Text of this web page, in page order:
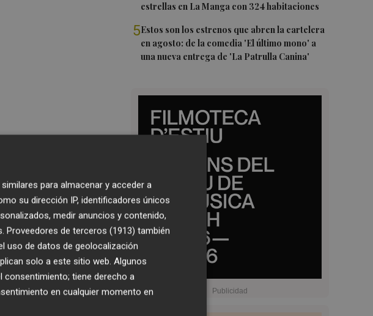
estrellas en La Manga con 324 habitaciones
5Estos son los estrenos que abren la cartelera
en agosto: de la comedia 'El último mono' a
una nueva entrega de 'La Patrulla Canina'
para almacenar y acceder a
su dirección IP, identificadores únicos
medir anuncios y contenido,
Proveedores de terceros (1913) también
uso de datos de geolocalización
solo a este sitio web. Algunos
consentimiento; tiene derecho a
en cualquier momento en